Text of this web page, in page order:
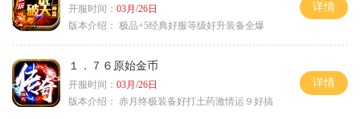
开服时间： 03月/26日
版本介绍： 极品+5经典好服等级好升装备全爆
详情
１．７６原始金币
开服时间： 03月/26日
版本介绍： 赤月终极装备好打土药激情运９好搞
详情